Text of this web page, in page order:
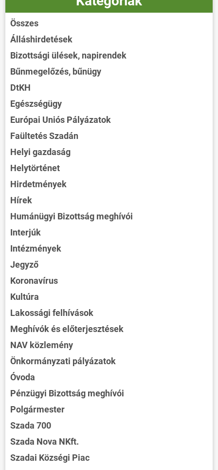
Összes
Álláshirdetések
Bizottsági ülések, napirendek
Bűnmegelőzés, bűnügy
DtKH
Egészségügy
Európai Uniós Pályázatok
Faültetés Szadán
Helyi gazdaság
Helytörténet
Hirdetmények
Hírek
Humánügyi Bizottság meghívói
Interjúk
Intézmények
Jegyző
Koronavírus
Kultúra
Lakossági felhívások
Meghívók és előterjesztések
NAV közlemény
Önkormányzati pályázatok
Óvoda
Pénzügyi Bizottság meghívói
Polgármester
Szada 700
Szada Nova NKft.
Szadai Községi Piac